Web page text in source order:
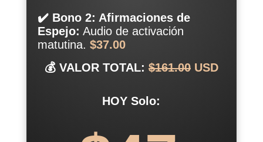
✔️ Bono 2: Afirmaciones de
Espejo: Audio de activación
matutina. $37.00
💰 VALOR TOTAL: $161.00USD
HOY Solo: